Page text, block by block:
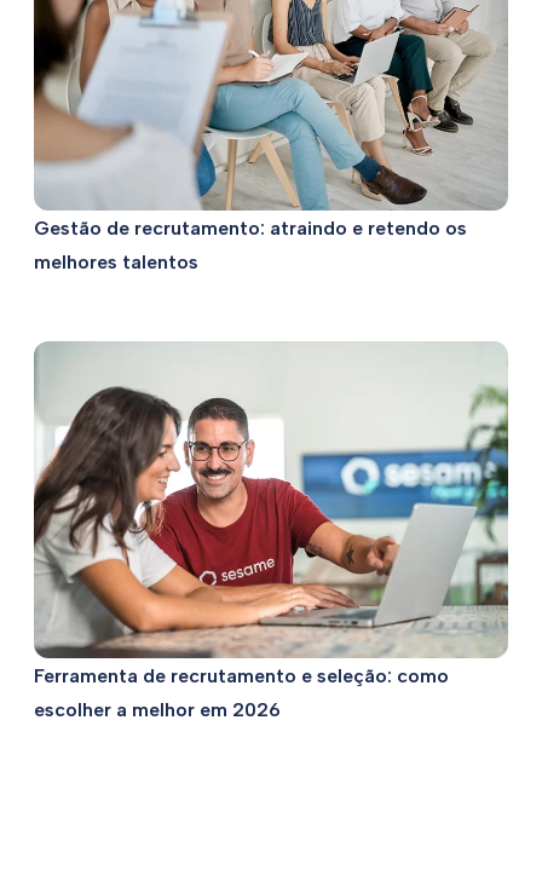
Gestão de recrutamento: atraindo e retendo os
melhores talentos
Ferramenta de recrutamento e seleção: como
escolher a melhor em 2026